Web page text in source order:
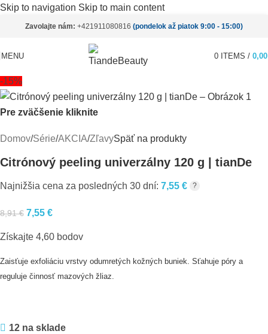
Skip to navigation Skip to main content
Zavolajte nám: +421911080816 (pondelok až piatok 9:00 - 15:00)
MENU 0 ITEMS /
-15%
Pre zväčšenie kliknite
Domov/Série/AKCIA/ZľavySpäť na produkty
Citrónový peeling univerzálny 120 g | tianDe
Najnižšia cena za posledných 30 dní: 7,55 € ?
8,91€ 7,55 €
Získajte 4,60 bodov
Zaisťuje exfoliáciu vrstvy odumretých kožných buniek. Sťahuje póry a
reguluje činnosť mazových žliaz.
12 na sklade